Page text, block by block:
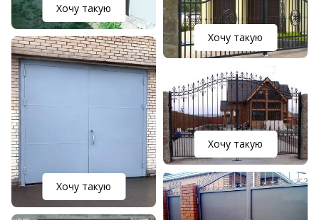
Хочу такую
Хочу такую
Хочу такую
Хочу такую